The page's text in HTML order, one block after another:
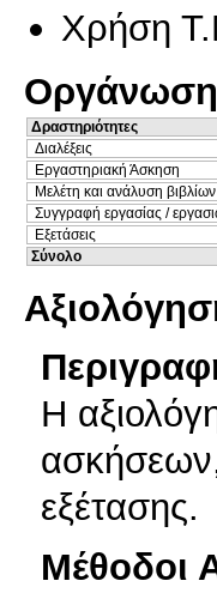
Χρήση
Δραστηριότητες
Διαλέξεις
Εργαστηριακή Άσκηση
Μελέτη και ανάλυση
Συγγραφή εργασίας /
Εξετάσεις
Σύνολο
Η
ασκήσεων,
εξέτασης.
Μέθοδοι